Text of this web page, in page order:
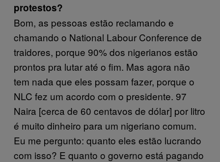
protestos?
Bom, as pessoas estão reclamando e
chamando o National Labour Conference de
traidores, porque 90% dos nigerianos estão
prontos pra lutar até o fim. Mas agora não
tem nada que eles possam fazer, porque o
NLC fez um acordo com o presidente. 97
Naira [cerca de 60 centavos de dólar] por litro
é muito dinheiro para um nigeriano comum.
Eu me pergunto: quanto eles estão lucrando
com isso? E quanto o governo está pagando